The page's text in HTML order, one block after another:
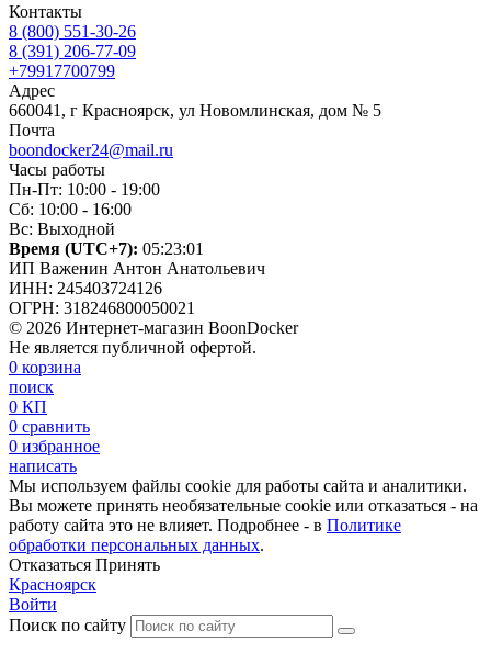
Контакты
8 (800) 551-30-26
8 (391) 206-77-09
+79917700799
Адрес
660041, г Красноярск, ул Новомлинская, дом № 5
Почта
boondocker24@mail.ru
Часы работы
Пн-Пт: 10:00 - 19:00
Сб: 10:00 - 16:00
Вс: Выходной
Время (UTC+7): 05:23:02
ИП Важенин Антон Анатольевич
ИНН: 245403724126
ОГРН: 318246800050021
© 2026 Интернет-магазин BoonDocker
Не является публичной офертой.
0 корзина
поиск
0 КП
0 сравнить
0 избранное
написать
Мы используем файлы cookie для работы сайта и аналитики.
Вы можете принять необязательные cookie или отказаться - на
работу сайта это не влияет. Подробнее - в Политике
обработки персональных данных.
Отказаться Принять
Красноярск
Войти
Поиск по сайту